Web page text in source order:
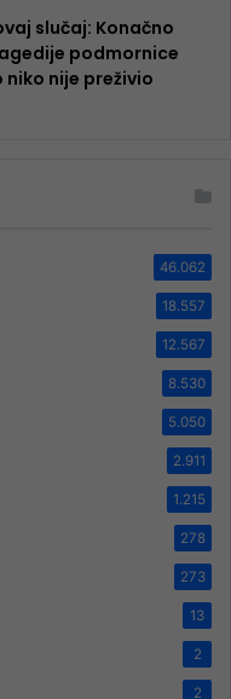
slučaj: Konačno
podmornice
nije preživio
46.062
18.557
12.567
8.530
5.050
2.911
1.215
278
273
13
2
2